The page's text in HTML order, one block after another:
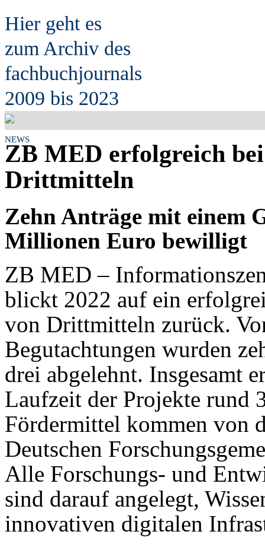
Hier geht es
zum Archiv des
fachbuchjournals
2009 bis 2023
NEWS
ZB MED erfolgreich
Drittmitteln
Zehn Anträge mit einem
Millionen Euro bewilligt
ZB MED –
blickt 2022 auf ein
von Drittmitteln zurück.
Begutachtungen wurden
drei abgelehnt. Insgesamt
Laufzeit der Projekte rund
Fördermittel kommen von
Deutschen
Alle Forschungs- und
sind darauf angelegt,
innovativen digitalen